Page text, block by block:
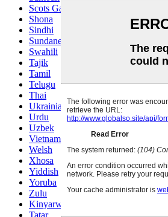
Scots Gaelic
Shona
Sindhi
Sundanese
Swahili
Tajik
Tamil
Telugu
Thai
Ukrainian
Urdu
Uzbek
Vietnamese
Welsh
Xhosa
Yiddish
Yoruba
Zulu
Kinyarwanda